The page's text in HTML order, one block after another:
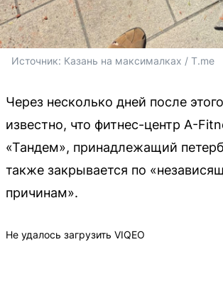
Источник: Казань на максималках / T.me
Через несколько дней после
известно, что фитнес-центр A-
«Тандем», принадлежащий
также закрывается по
причинам».
Не удалось загрузить VIQEO